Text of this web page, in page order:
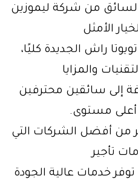
راش موديل 2022 بالسائق من شركة ليموزين
الأمثل
راش الجديدة كليًا،
والمزايا
إلى سائقين محترفين
أعلى مستوى.
من أفضل الشركات التي
تأجير
خدمات عالية الجودة